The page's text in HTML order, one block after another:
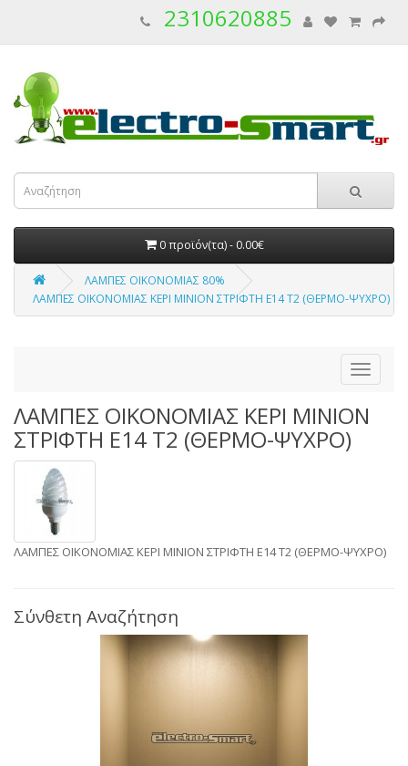
2310620885
0 προϊόν(τα) - 0.00€
ΛΑΜΠΕΣ ΟΙΚΟΝΟΜΙΑΣ 80%
ΛΑΜΠΕΣ ΟΙΚΟΝΟΜΙΑΣ ΚΕΡΙ ΜΙΝΙΟΝ ΣΤΡΙΦΤΗ E14 Τ2 (ΘΕΡΜΟ-ΨΥΧΡΟ)
ΛΑΜΠΕΣ ΟΙΚΟΝΟΜΙΑΣ ΚΕΡΙ ΜΙΝΙΟΝ
ΣΤΡΙΦΤΗ E14 Τ2 (ΘΕΡΜΟ-ΨΥΧΡΟ)
ΛΑΜΠΕΣ ΟΙΚΟΝΟΜΙΑΣ ΚΕΡΙ ΜΙΝΙΟΝ ΣΤΡΙΦΤΗ E14 Τ2 (ΘΕΡΜΟ-ΨΥΧΡΟ)
Σύνθετη Αναζήτηση